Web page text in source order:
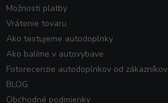
Možnosti platby
Vrátenie tovaru
Ako testujeme autodoplnky
Ako balíme v autovybave
Fotorecenzie autodoplnkov od zákazníkov
BLOG
Obchodné podmienky